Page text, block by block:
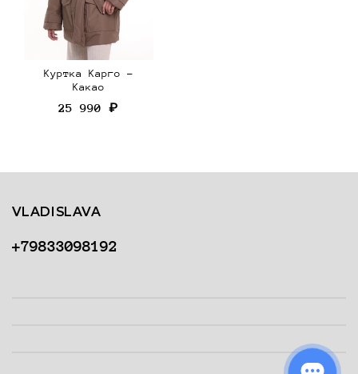
Куртка Карго -
Какао
25 990 ₽
+79833098192
VLADISLAVA